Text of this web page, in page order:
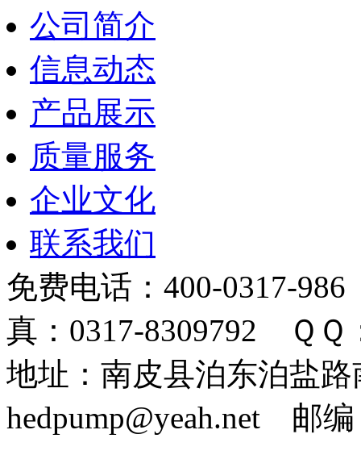
公司简介
信息动态
产品展示
质量服务
企业文化
联系我们
免费电话：400-0317-
真：0317-8309792 ＱＱ
地址：南皮县泊东泊盐
hedpump@yeah.net 邮编